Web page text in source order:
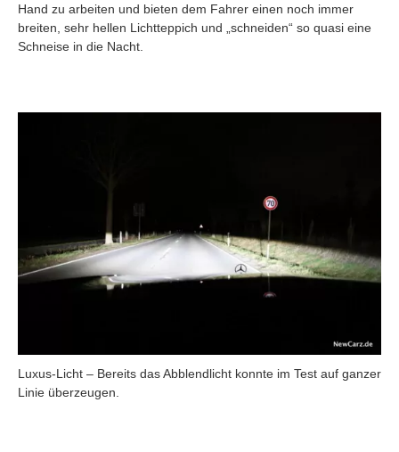
Hand zu arbeiten und bieten dem Fahrer einen noch immer
breiten, sehr hellen Lichtteppich und „schneiden“ so quasi eine
Schneise in die Nacht.
Luxus-Licht – Bereits das Abblendlicht konnte im Test auf ganzer
Linie überzeugen.